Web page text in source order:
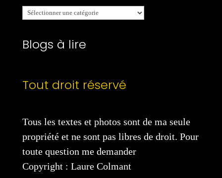
Mes
catégories
Blogs à lire
Tout droit réservé
Tous les textes et photos sont de ma seule
propriété et ne sont pas libres de droit. Pour
toute question me demander
Copyright : Laure Colmant